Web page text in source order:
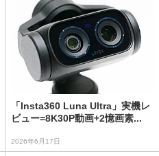
「Insta360 Luna Ultra」実機レ
ビュー=8K30P動画+2憶画素...
2026年6月17日